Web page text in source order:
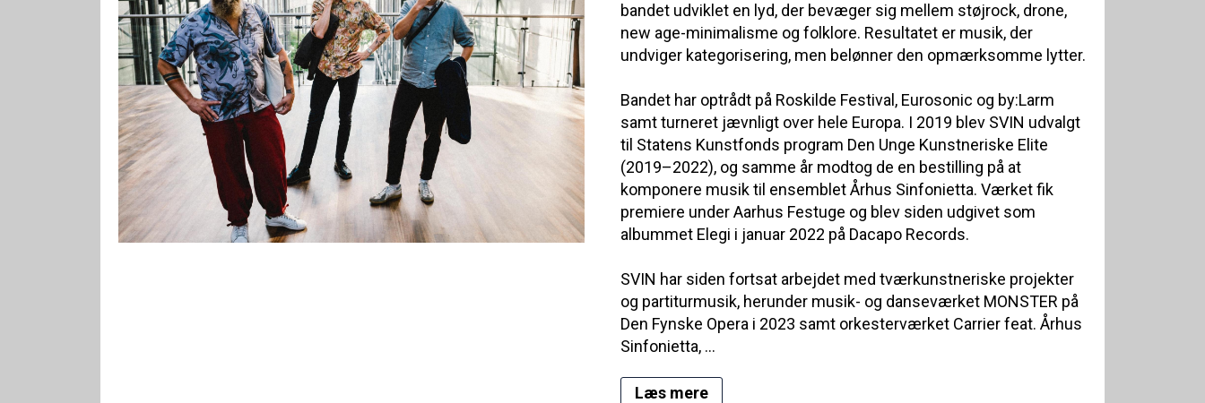
bandet udviklet en lyd, der bevæger sig mellem støjrock, drone,
new age-minimalisme og folklore. Resultatet er musik, der
undviger kategorisering, men belønner den opmærksomme lytter.
Bandet har optrådt på Roskilde Festival, Eurosonic og by:Larm
samt turneret jævnligt over hele Europa. I 2019 blev SVIN udvalgt
til Statens Kunstfonds program Den Unge Kunstneriske Elite
(2019–2022), og samme år modtog de en bestilling på at
komponere musik til ensemblet Århus Sinfonietta. Værket fik
premiere under Aarhus Festuge og blev siden udgivet som
albummet Elegi i januar 2022 på Dacapo Records.
SVIN har siden fortsat arbejdet med tværkunstneriske projekter
og partiturmusik, herunder musik- og danseværket MONSTER på
Den Fynske Opera i 2023 samt orkesterværket Carrier feat. Århus
Sinfonietta, ...
Læs mere